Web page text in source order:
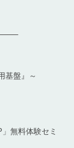
基盤』～
無料体験セミ